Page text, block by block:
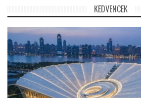
KEDVENCEK